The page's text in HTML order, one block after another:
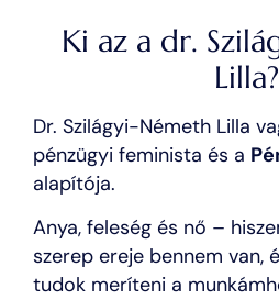
Ki az a dr.
Lilla?
Dr. Szilágyi-Németh Lilla
pénzügyi feminista és a
alapítója.
Anya, feleség és nő –
szerep ereje bennem van,
tudok meríteni a